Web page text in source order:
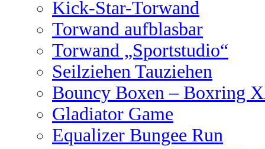
Kick-Star-Torwand
Torwand aufblasbar
Torwand „Sportstudio“
Seilziehen Tauziehen
Bouncy Boxen – Boxring
Gladiator Game
Equalizer Bungee Run